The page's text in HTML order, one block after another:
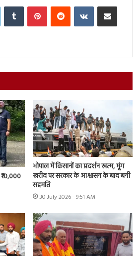
LinkedInTumblr PinterestReddit VKontakteShare via Email
भोपाल में किसानों का प्रदर्शन खत्म, मूंग
खरीद पर सरकार के आश्वासन के बाद बनी
सहमति
30 July 2026 - 9:51 AM